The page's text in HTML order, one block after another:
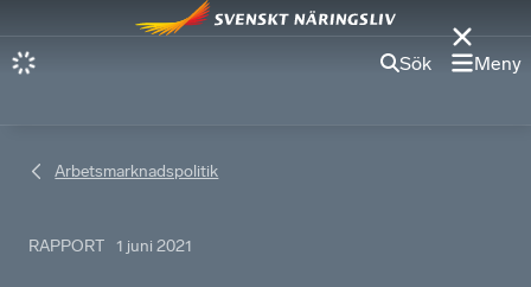
Sök Meny
Arbetsmarknadspolitik
RAPPORT 1 juni 2021